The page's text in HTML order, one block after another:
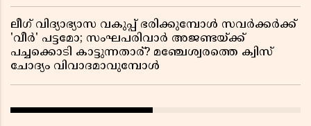
ലീഗ് വിദ്യാഭ്യാസ വകുപ്പ് ഭരിക്കുമ്പോൾ സവർക്കർക്ക്
'വീർ' പട്ടമോ; സംഘപരിവാർ അജണ്ടയ്ക്ക്
പച്ചക്കൊടി കാട്ടുന്നതാര്? മഞ്ചേശ്വരത്തെ ക്വിസ്
ചോദ്യം വിവാദമാവുമ്പോൾ